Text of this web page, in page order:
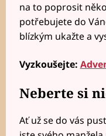
na to poprosit
potřebujete do
blízkým ukažte a
Vyzkoušejte:
Neberte si
Ať už se do vás